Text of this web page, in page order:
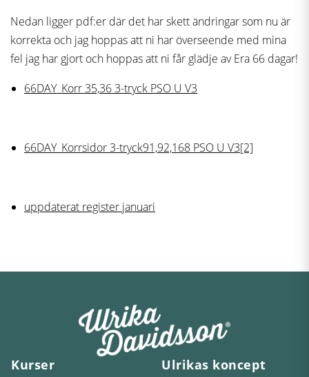
Nedan ligger pdf:er där det har skett ändringar som nu är
korrekta och jag hoppas att ni har överseende med mina
fel jag har gjort och hoppas att ni får glädje av Era 66 dagar!
66DAY_Korr 35,36 3-tryck PSO U V3
66DAY_Korrsidor 3-tryck91,92,168 PSO U V3[2]
uppdaterat register januari
Kurser Ulrikas koncept